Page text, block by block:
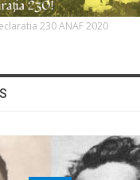
230 ANAF 2020